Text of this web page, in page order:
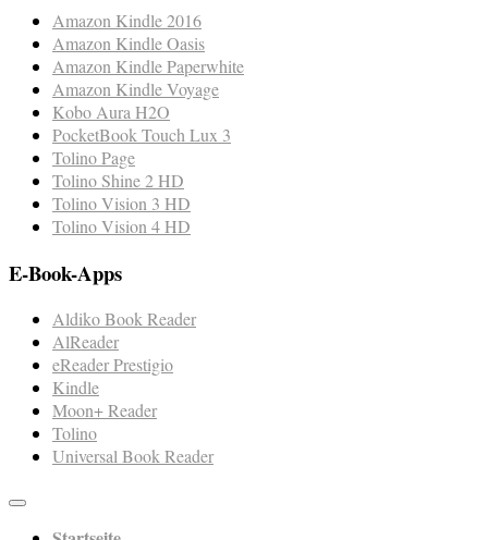
Amazon Kindle 2016
Amazon Kindle Oasis
Amazon Kindle Paperwhite
Amazon Kindle Voyage
Kobo Aura H2O
PocketBook Touch Lux 3
Tolino Page
Tolino Shine 2 HD
Tolino Vision 3 HD
Tolino Vision 4 HD
E-Book-Apps
Aldiko Book Reader
AlReader
eReader Prestigio
Kindle
Moon+ Reader
Tolino
Universal Book Reader